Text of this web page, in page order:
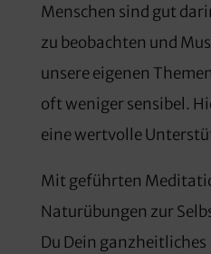
Menschen sind gut
zu beobachten und
unsere eigenen
oft weniger sensibel.
eine wertvolle
Mit geführten
Naturübungen zur
Du Dein ganzheitliches